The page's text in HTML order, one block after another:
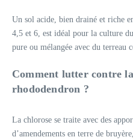
Un sol acide, bien drainé et riche
4,5 et 6, est idéal pour la culture
pure ou mélangée avec du terreau
Comment lutter contre
rhododendron ?
La chlorose se traite avec des
d’amendements en terre de